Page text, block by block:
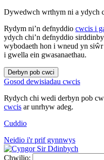
Dywedwch wrthym ni a ydych
Rydym ni’n defnyddio cwcis i
ydych chi’n defnyddio
wybodaeth hon i wneud yn
i gwella ein gwasanaethau.
Derbyn pob cwci
Gosod dewisiadau cwcis
Rydych chi wedi derbyn pob
cwcis ar unrhyw adeg.
Cuddio
Neidio i'r prif gynnwys
Chwilio: